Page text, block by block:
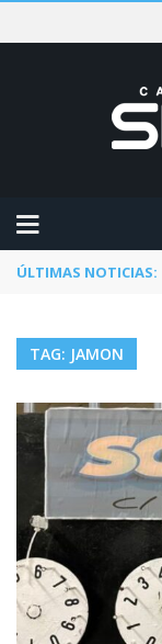
ÚLTIMAS NOTICIAS:
TAG: JAMON